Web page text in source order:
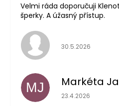
Velmi ráda doporučuji
šperky. A úžasný přístup.
Hodnocení
30.5.2026
MJ Markéta
Hodnocení
23.4.2026